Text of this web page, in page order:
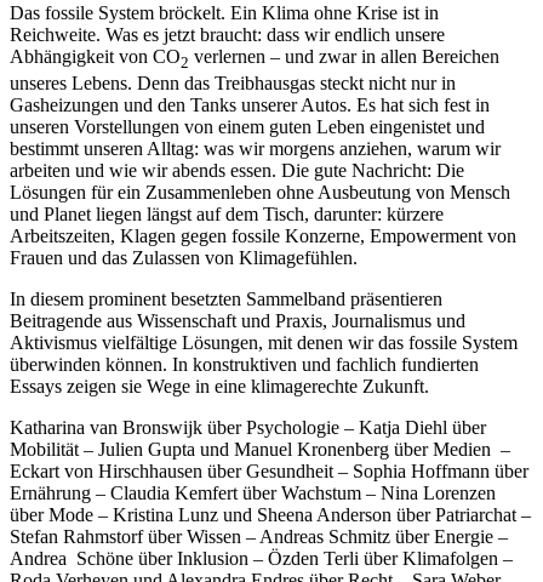
Das fossile System bröckelt. Ein Klima ohne Krise ist in
Reichweite. Was es jetzt braucht: dass wir endlich unsere
Abhängigkeit von CO2 verlernen – und zwar in allen Bereichen
unseres Lebens. Denn das Treibhausgas steckt nicht nur in
Gasheizungen und den Tanks unserer Autos. Es hat sich fest in
unseren Vorstellungen von einem guten Leben eingenistet und
bestimmt unseren Alltag: was wir morgens anziehen, warum wir
arbeiten und wie wir abends essen. Die gute Nachricht: Die
Lösungen für ein Zusammenleben ohne Ausbeutung von Mensch
und Planet liegen längst auf dem Tisch, darunter: kürzere
Arbeitszeiten, Klagen gegen fossile Konzerne, Empowerment von
Frauen und das Zulassen von Klimagefühlen.
In diesem prominent besetzten Sammelband präsentieren
Beitragende aus Wissenschaft und Praxis, Journalismus und
Aktivismus vielfältige Lösungen, mit denen wir das fossile System
überwinden können. In konstruktiven und fachlich fundierten
Essays zeigen sie Wege in eine klimagerechte Zukunft.
Katharina van Bronswijk über Psychologie – Katja Diehl über
Mobilität – Julien Gupta und Manuel Kronenberg über Medien –
Eckart von Hirschhausen über Gesundheit – Sophia Hoffmann über
Ernährung – Claudia Kemfert über Wachstum – Nina Lorenzen
über Mode – Kristina Lunz und Sheena Anderson über Patriarchat –
Stefan Rahmstorf über Wissen – Andreas Schmitz über Energie –
Andrea Schöne über Inklusion – Özden Terli über Klimafolgen –